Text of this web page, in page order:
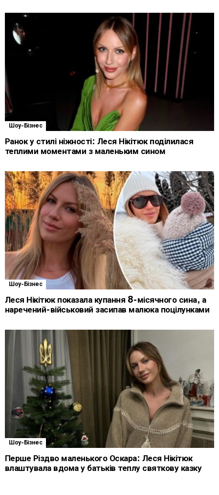
Шоу-Бізнес
Ранок у стилі ніжності: Леся Нікітюк поділилася
теплими моментами з маленьким сином
Шоу-Бізнес
Леся Нікітюк показала купання 8-місячного сина, а
наречений-військовий засипав малюка поцілунками
Шоу-Бізнес
Перше Різдво маленького Оскара: Леся Нікітюк
влаштувала вдома у батьків теплу святкову казку